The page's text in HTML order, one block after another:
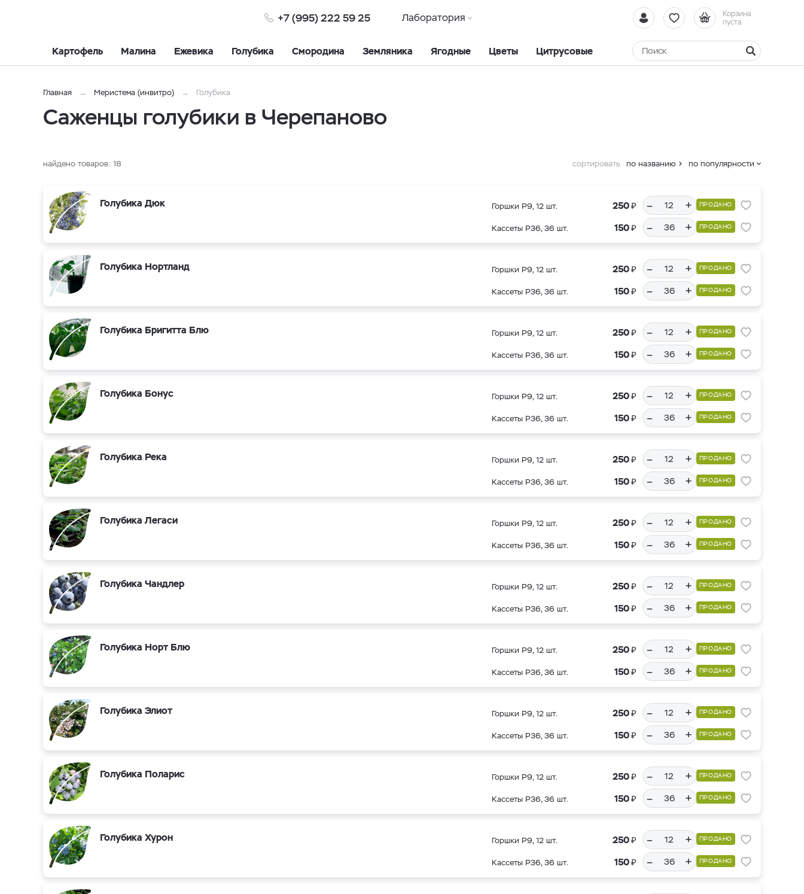
+7 (995) 222 59 25
Корзина
пуста
Лаборатория
Картофель Малина Ежевика Голубика Смородина Земляника Ягодные Цветы Цитрусовые
Главная Меристема (инвитро) Голубика
Саженцы голубики в Черепаново
найдено товаров: 18 сортировать по названию по популярности
Голубика Дюк Горшки Р9, 12 шт. 250₽ – + ПРОДАНО
Кассеты Р36, 36 шт. 150₽ – + ПРОДАНО
Голубика Нортланд Горшки Р9, 12 шт. 250₽ – + ПРОДАНО
Кассеты Р36, 36 шт. 150₽ – + ПРОДАНО
Голубика Бригитта Блю Горшки Р9, 12 шт. 250₽ – + ПРОДАНО
Кассеты Р36, 36 шт. 150₽ – + ПРОДАНО
Голубика Бонус Горшки Р9, 12 шт. 250₽ – + ПРОДАНО
Кассеты Р36, 36 шт. 150₽ – + ПРОДАНО
Голубика Река Горшки Р9, 12 шт. 250₽ – + ПРОДАНО
Кассеты Р36, 36 шт. 150₽ – + ПРОДАНО
Голубика Легаси Горшки Р9, 12 шт. 250₽ – + ПРОДАНО
Кассеты Р36, 36 шт. 150₽ – + ПРОДАНО
Голубика Чандлер Горшки Р9, 12 шт. 250₽ – + ПРОДАНО
Кассеты Р36, 36 шт. 150₽ – + ПРОДАНО
Голубика Норт Блю Горшки Р9, 12 шт. 250₽ – + ПРОДАНО
Кассеты Р36, 36 шт. 150₽ – + ПРОДАНО
Голубика Элиот Горшки Р9, 12 шт. 250₽ – + ПРОДАНО
Кассеты Р36, 36 шт. 150₽ – + ПРОДАНО
Голубика Поларис Горшки Р9, 12 шт. 250₽ – + ПРОДАНО
Кассеты Р36, 36 шт. 150₽ – + ПРОДАНО
Голубика Хурон Горшки Р9, 12 шт. 250₽ – + ПРОДАНО
Кассеты Р36, 36 шт. 150₽ – + ПРОДАНО